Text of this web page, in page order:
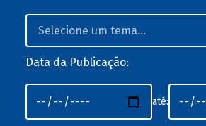
Data da Publicação:
até: